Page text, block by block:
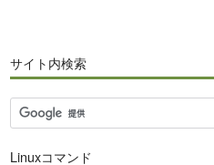
サイト内検索
サ
イ
Linuxコマンド